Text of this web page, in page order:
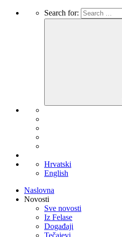
Search for:
Hrvatski
English
Naslovna
Novosti
Sve novosti
Iz Felase
Događaji
Tečajevi